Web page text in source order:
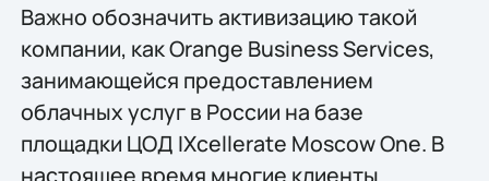
Важно обозначить активизацию такой
компании, как Orange Business Services,
занимающейся предоставлением
облачных услуг в России на базе
площадки ЦОД IXcellerate Moscow One. В
настоящее время многие клиенты